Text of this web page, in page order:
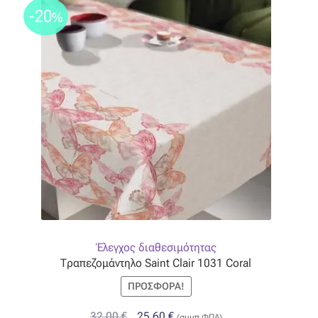
Έλεγχος διαθεσιμότητας
-20%
Τραπεζομάντηλο Saint Clair 1031 Coral
ΠΡΟΣΦΟΡΆ!
Original
Η